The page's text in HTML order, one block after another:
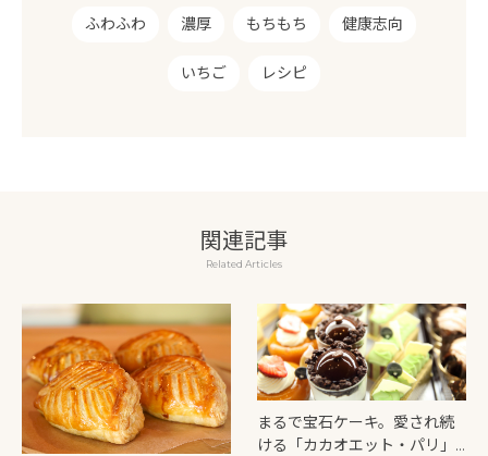
ふわふわ 濃厚 もちもち 健康志向
いちご レシピ
関連記事
Related Articles
まるで宝石ケーキ。愛され続
ける「カカオエット・パリ」